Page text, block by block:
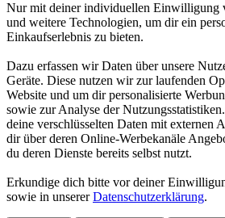
Nur mit deiner individuellen Einwilligung
und weitere Technologien, um dir ein
Einkaufserlebnis zu bieten.
Dazu erfassen wir Daten über unsere
Geräte. Diese nutzen wir zur laufenden
Website und um dir personalisierte
sowie zur Analyse der
deine verschlüsselten Daten mit externen
dir über deren Online-Werbekanäle
du deren Dienste bereits selbst nutzt.
Erkundige dich bitte vor deiner
sowie in unsererDatenschutzerklärung.